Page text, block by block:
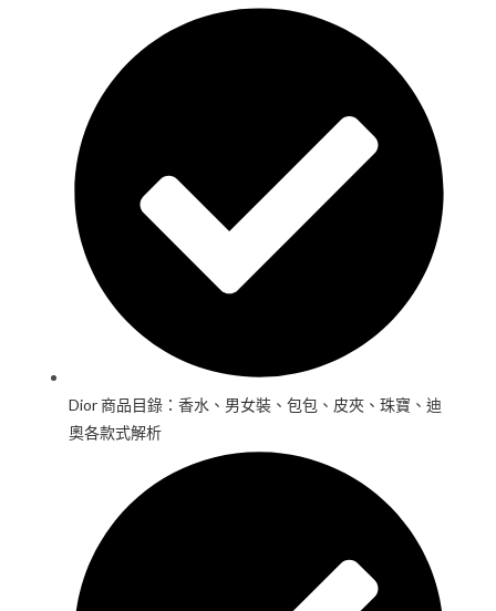
Dior 商品目錄：香水、男女裝、包包、皮夾、珠寶、迪
奧各款式解析